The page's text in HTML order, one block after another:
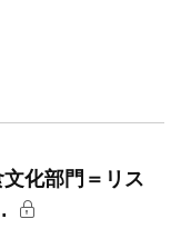
化部門＝リス